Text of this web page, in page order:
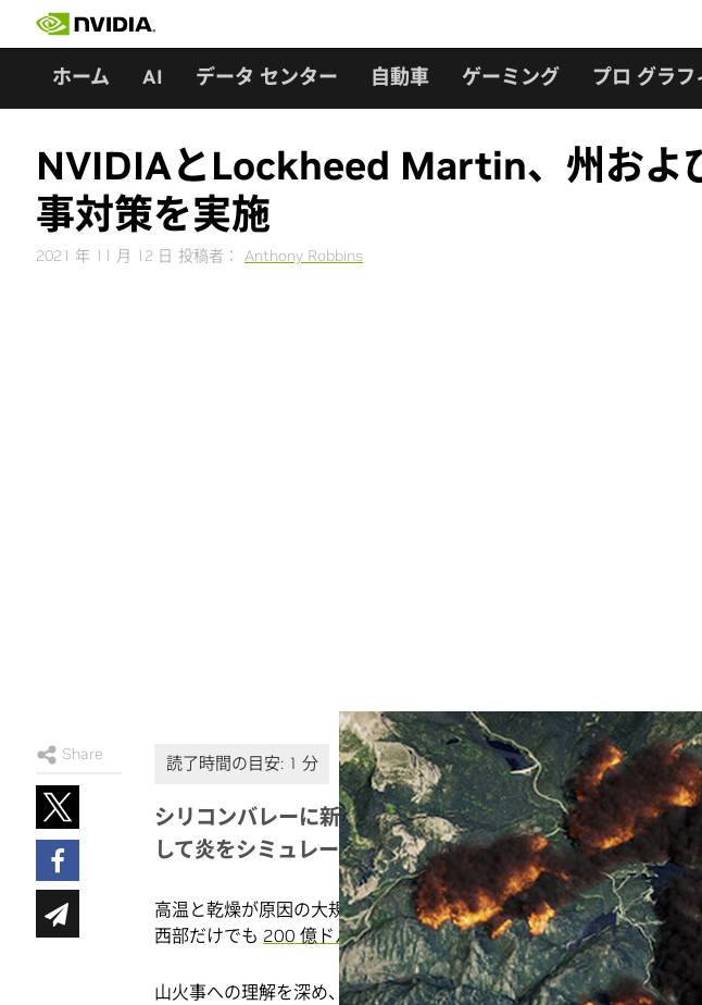
ホーム AI データ センター 自動車 ゲーミング プロ グラフ
NVIDIAとLockheed Martin、州およ
事対策を実施
2021 年 11 月 12 日 投稿者： Anthony Robbins
Share
シリコンバレーに新設されたラボでは、NVIDIA DGX シ
して炎をシミュレーションし、消火活動に取り組む
高温と乾燥が原因の大規模な山火事により世界中で広大な森林が消失
西部だけでも 200 億ドル近くにのぼるとも推定されています。
山火事への理解を深め、その拡大を食い止めるために、NVIDIA と